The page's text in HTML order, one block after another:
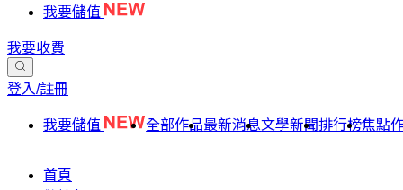
我要儲值
我要收費
登入/註冊
我要儲值 全部作品最新消息文學新聞排行榜焦點
首頁